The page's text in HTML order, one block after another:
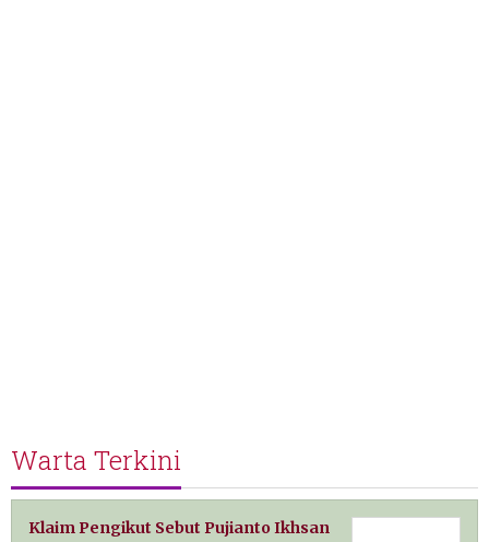
Warta Terkini
Klaim Pengikut Sebut Pujianto Ikhsan